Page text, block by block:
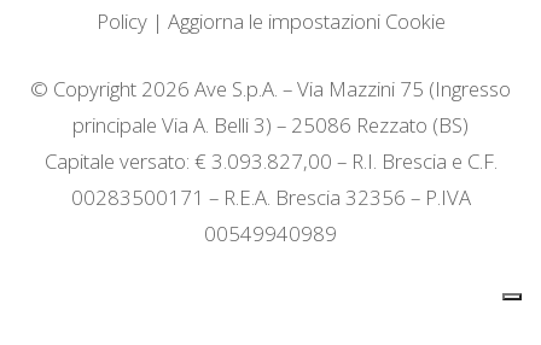
Policy| Aggiorna le impostazioni Cookie
© Copyright 2026 Ave S.p.A. – Via Mazzini 75 (Ingresso
principale Via A. Belli 3) – 25086 Rezzato (BS)
Capitale versato: € 3.093.827,00 – R.I. Brescia e C.F.
00283500171 – R.E.A. Brescia 32356 – P.IVA
00549940989